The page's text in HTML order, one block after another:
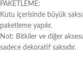
PAKETLEME:
Kutu içerisinde büyük
paketleme yapılır.
Not: Bitkiler ve diğer
sadece dekoratif saksıdır.